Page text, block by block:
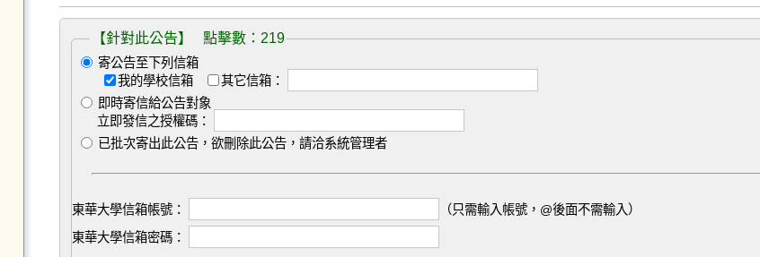
【針對此公告】 點擊數：219
寄公告至下列信箱
我的學校信箱
其它信箱：
即時寄信給公告對象
立即發信之授權碼：
已批次寄出此公告，欲刪除此公告，請洽系統管理者
東華大學信箱帳號：
（只需輸入帳號，@後面不需輸入）
東華大學信箱密碼：